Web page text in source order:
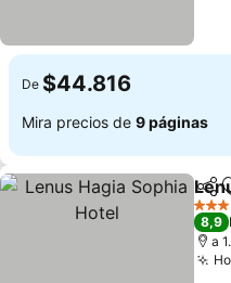
De $44.816
Mira precios de 9 páginas
3
8,9
a